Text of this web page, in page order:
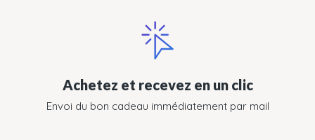
Achetez et recevez en un clic
Envoi du bon cadeau immédiatement par mail